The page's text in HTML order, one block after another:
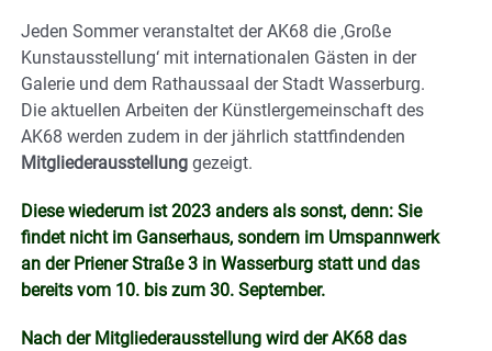
Jeden Sommer veranstaltet der AK68 die ‚Große
Kunstausstellung‘ mit internationalen Gästen in der
Galerie und dem Rathaussaal der Stadt Wasserburg.
Die aktuellen Arbeiten der Künstlergemeinschaft des
AK68 werden zudem in der jährlich stattfindenden
Mitgliederausstellung gezeigt.
Diese wiederum ist 2023 anders als sonst, denn: Sie
findet nicht im Ganserhaus, sondern im Umspannwerk
an der Priener Straße 3 in Wasserburg statt und das
bereits vom 10. bis zum 30. September.
Nach der Mitgliederausstellung wird der AK68 das